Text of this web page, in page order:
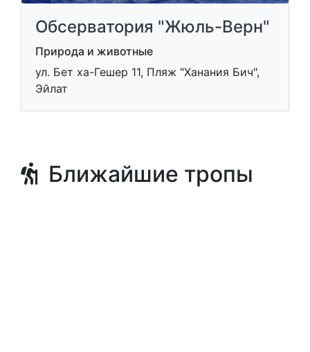
Обсерватория "Жюль-Верн"
Природа и животные
ул. Бет ха-Гешер 11, Пляж "Ханания Бич",
Эйлат
Ближайшие тропы